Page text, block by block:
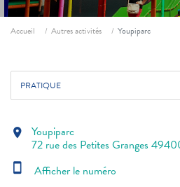
Fil d'ariane
Accueil Autres activités Youpiparc
PRATIQUE
location_on Youpiparc
72 rue des Petites Granges
smartphone Afficher le numéro